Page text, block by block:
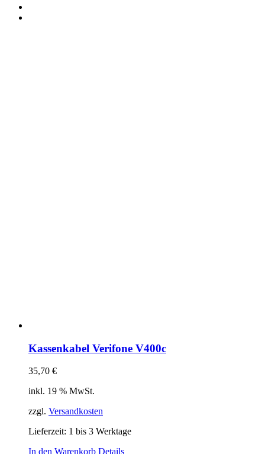
Kassenkabel Verifone V400c
35,70 €
inkl. 19 % MwSt.
zzgl. Versandkosten
Lieferzeit: 1 bis 3 Werktage
In den Warenkorb Details